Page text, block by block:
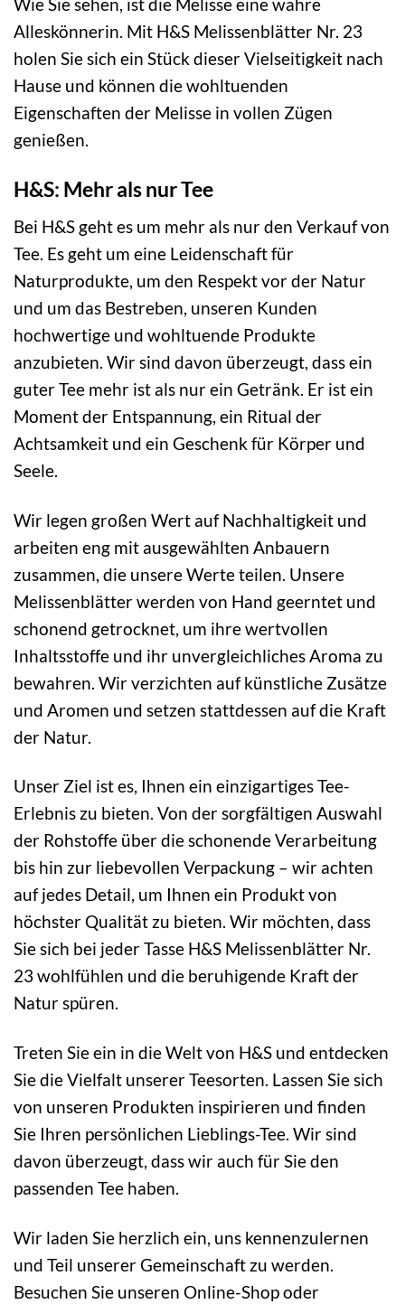
Alleskönnerin. Mit H&S Melissenblätter Nr. 23
holen Sie sich ein Stück dieser Vielseitigkeit nach
Hause und können die wohltuenden
Eigenschaften der Melisse in vollen Zügen
genießen.
H&S: Mehr als nur Tee
Bei H&S geht es um mehr als nur den Verkauf von
Tee. Es geht um eine Leidenschaft für
Naturprodukte, um den Respekt vor der Natur
und um das Bestreben, unseren Kunden
hochwertige und wohltuende Produkte
anzubieten. Wir sind davon überzeugt, dass ein
guter Tee mehr ist als nur ein Getränk. Er ist ein
Moment der Entspannung, ein Ritual der
Achtsamkeit und ein Geschenk für Körper und
Seele.
Wir legen großen Wert auf Nachhaltigkeit und
arbeiten eng mit ausgewählten Anbauern
zusammen, die unsere Werte teilen. Unsere
Melissenblätter werden von Hand geerntet und
schonend getrocknet, um ihre wertvollen
Inhaltsstoffe und ihr unvergleichliches Aroma zu
bewahren. Wir verzichten auf künstliche Zusätze
und Aromen und setzen stattdessen auf die Kraft
der Natur.
Unser Ziel ist es, Ihnen ein einzigartiges Tee-
Erlebnis zu bieten. Von der sorgfältigen Auswahl
der Rohstoffe über die schonende Verarbeitung
bis hin zur liebevollen Verpackung – wir achten
auf jedes Detail, um Ihnen ein Produkt von
höchster Qualität zu bieten. Wir möchten, dass
Sie sich bei jeder Tasse H&S Melissenblätter Nr.
23 wohlfühlen und die beruhigende Kraft der
Natur spüren.
Treten Sie ein in die Welt von H&S und entdecken
Sie die Vielfalt unserer Teesorten. Lassen Sie sich
von unseren Produkten inspirieren und finden
Sie Ihren persönlichen Lieblings-Tee. Wir sind
davon überzeugt, dass wir auch für Sie den
passenden Tee haben.
Wir laden Sie herzlich ein, uns kennenzulernen
und Teil unserer Gemeinschaft zu werden.
Besuchen Sie unseren Online-Shop oder